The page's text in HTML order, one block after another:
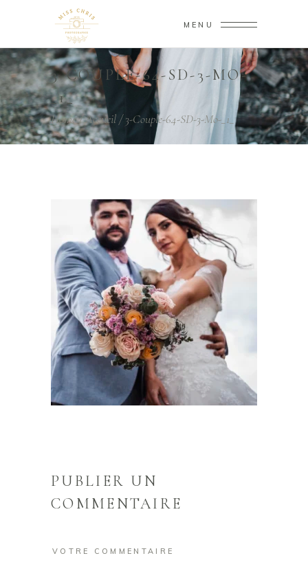
MENU
3-COUPLE-64-SD-3-MO-
_1_
Home/Accueil/3-Couple-64-SD-3-Mo-_1_
PUBLIER UN
COMMENTAIRE